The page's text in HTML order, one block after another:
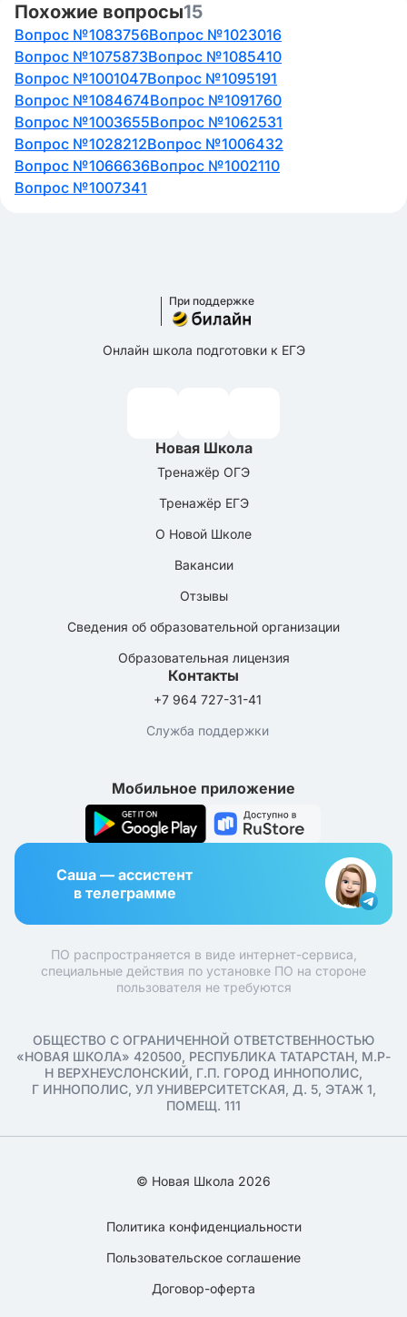
Похожие вопросы15
Вопрос №1083756Вопрос №1023016
Вопрос №1075873Вопрос №1085410
Вопрос №1001047Вопрос №1095191
Вопрос №1084674Вопрос №1091760
Вопрос №1003655Вопрос №1062531
Вопрос №1028212Вопрос №1006432
Вопрос №1066636Вопрос №1002110
Вопрос №1007341
При поддержке
Онлайн школа подготовки к ЕГЭ
Новая Школа
Тренажёр ОГЭ
Тренажёр ЕГЭ
О Новой Школе
Вакансии
Отзывы
Сведения об образовательной организации
Образовательная лицензия
Контакты
+7 964 727-31-41
Служба поддержки
Мобильное приложение
Саша — ассистент
в телеграмме
ПО распространяется в виде интернет-сервиса,
специальные действия по установке ПО на стороне
пользователя не требуются
ОБЩЕСТВО С ОГРАНИЧЕННОЙ ОТВЕТСТВЕННОСТЬЮ
«НОВАЯ ШКОЛА» 420500, РЕСПУБЛИКА ТАТАРСТАН, М.Р-
Н ВЕРХНЕУСЛОНСКИЙ, Г.П. ГОРОД ИННОПОЛИС,
Г ИННОПОЛИС, УЛ УНИВЕРСИТЕТСКАЯ, Д. 5, ЭТАЖ 1,
ПОМЕЩ. 111
© Новая Школа 2026
Политика конфиденциальности
Пользовательское соглашение
Договор-оферта